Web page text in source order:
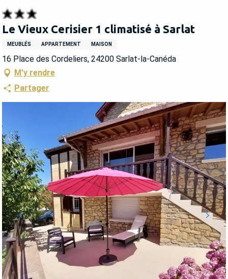
Le Vieux Cerisier 1 climatisé à Sarlat
MEUBLÉS APPARTEMENT MAISON
16 Place des Cordeliers, 24200 Sarlat-la-Canéda
M'y rendre
Partager